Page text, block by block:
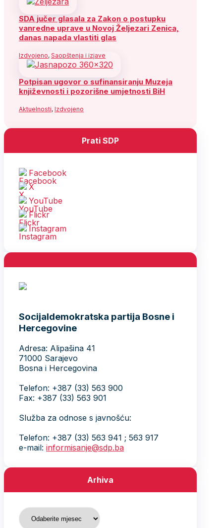
SDA jučer glasala za Zakon o postupku
vanredne uprave u Novoj Željezari Zenica,
danas napada vlastiti glas
Izdvojeno, Saopštenja i izjave
Potpisan ugovor o sufinansiranju Muzeja
književnosti i pozorišne umjetnosti BiH
Aktuelnosti, Izdvojeno
Prati SDP
Facebook
X
YouTube
Flickr
Instagram
Socijaldemokratska partija Bosne i
Hercegovine
Adresa: Alipašina 41
71000 Sarajevo
Bosna i Hercegovina
Telefon: +387 (33) 563 900
Fax: +387 (33) 563 901
Služba za odnose s javnošću:
Telefon: +387 (33) 563 941 ; 563 917
e-mail: informisanje@sdp.ba
Arhiva
Arhiva